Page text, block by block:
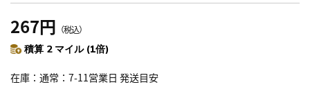
267円 （税込）
積算 2 マイル (1倍)
在庫 通常：7-11営業日 発送目安